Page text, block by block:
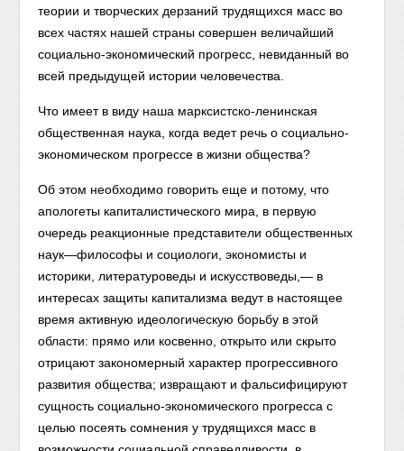
теории и творческих дерзаний трудящихся масс во
всех частях нашей страны совершен величайший
социально-экономический прогресс, невиданный во
всей предыдущей истории человечества.
Что имеет в виду наша марксистско-ленинская
общественная наука, когда ведет речь о социально-
экономическом прогрессе в жизни общества?
Об этом необходимо говорить еще и потому, что
апологеты капиталистического мира, в первую
очередь реакционные представители общественных
наук—философы и социологи, экономисты и
историки, литературоведы и искусствоведы,— в
интересах защиты капитализма ведут в настоящее
время активную идеологическую борьбу в этой
области: прямо или косвенно, открыто или скрыто
отрицают закономерный характер прогрессивного
развития общества; извращают и фальсифицируют
сущность социально-экономического прогресса с
целью посеять сомнения у трудящихся масс в